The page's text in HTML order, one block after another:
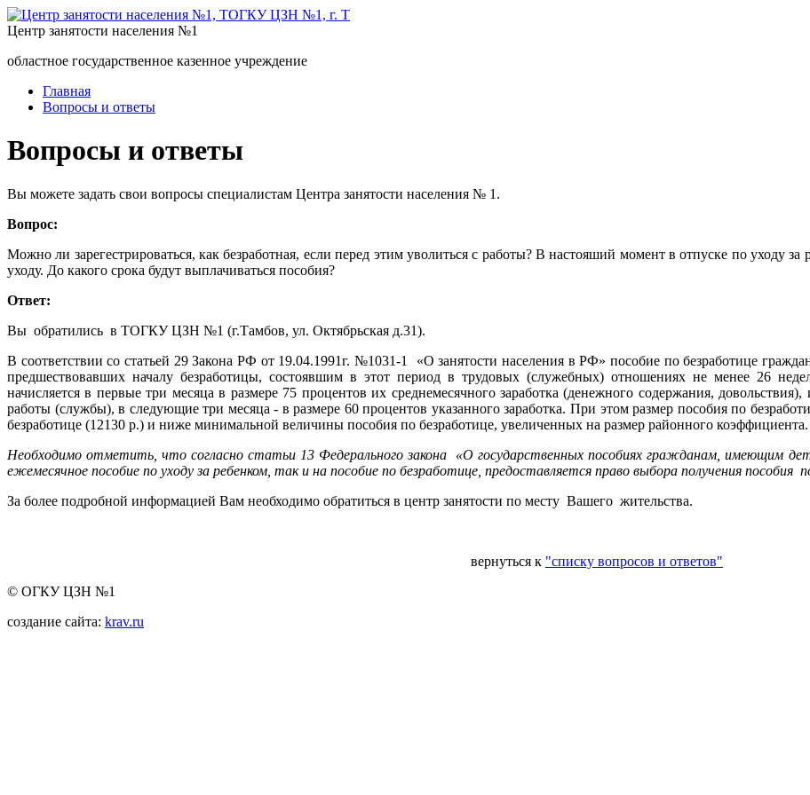
Центр занятости населения №1
областное государственное казенное учреждение
Главная
Вопросы и ответы
Вопросы и ответы
Вы можете задать свои вопросы специалистам Центра занятости населения № 1.
Вопрос:
Можно ли зарегестрироваться, как безработная, если перед этим уволиться с работы? В настояший момент в отпуске по уходу
уходу. До какого срока будут выплачиваться пособия?
Ответ:
Вы обратились в ТОГКУ ЦЗН №1 (г.Тамбов, ул. Октябрьская д.31).
В соответствии со статьей 29 Закона РФ от 19.04.1991г. №1031-1 «О занятости населения в РФ» пособие по безработице
предшествовавших началу безработицы, состоявшим в этот период в трудовых (служебных) отношениях не менее 26
начисляется в первые три месяца в размере 75 процентов их среднемесячного заработка (денежного содержания,
работы (службы), в следующие три месяца - в размере 60 процентов указанного заработка. При этом размер пособия по
безработице (12130 р.) и ниже минимальной величины пособия по безработице, увеличенных на размер районного коэффициента.
Необходимо отметить, что согласно статьи 13 Федерального закона «О государственных пособиях гражданам,
ежемесячное пособие по уходу за ребенком, так и на пособие по безработице, предоставляется право выбора получения пособия
За более подробной информацией Вам необходимо обратиться в центр занятости по месту Вашего жительства.
вернуться к "списку вопросов и ответов"
© ОГКУ ЦЗН №1
создание сайта: krav.ru